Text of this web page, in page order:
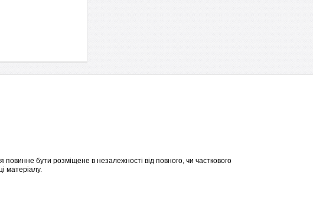
бути розміщене в незалежності від повного, чи часткового
матеріалу.